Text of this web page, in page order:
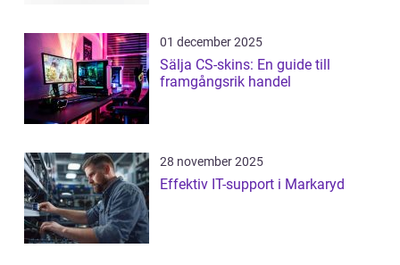
01 december 2025
Sälja CS-skins: En guide till
framgångsrik handel
28 november 2025
Effektiv IT-support i Markaryd